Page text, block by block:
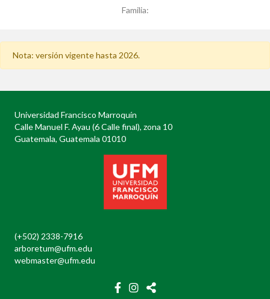
Familia:
Nota: versión vigente hasta 2026.
Universidad Francisco Marroquín
Calle Manuel F. Ayau (6 Calle final), zona 10
Guatemala, Guatemala 01010
(+502) 2338-7916
arboretum@ufm.edu
webmaster@ufm.edu